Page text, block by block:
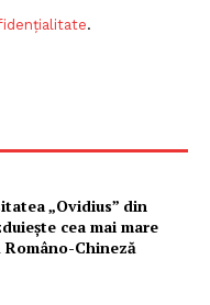
.
„Ovidius” din
cea mai mare
Româno-Chineză